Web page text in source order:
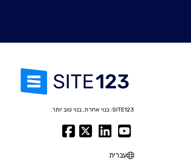
SITE123: בנוי אחרת, בנוי טוב יותר.
עברית